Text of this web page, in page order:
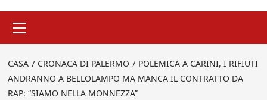
principale
CASA CRONACA DI PALERMO
POLEMICA A CARINI, I RIFIUTI
ANDRANNO A BELLOLAMPO MA MANCA IL CONTRATTO DA
RAP: “SIAMO NELLA MONNEZZA”